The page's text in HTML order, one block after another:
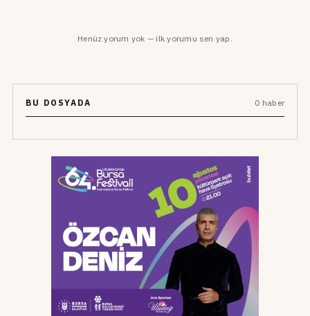
Henüz yorum yok — ilk yorumu sen yap.
BU DOSYADA 0 haber